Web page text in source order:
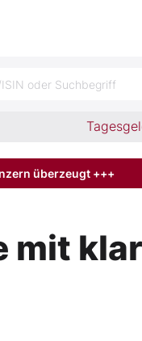
oder Suchbegriff
überzeugt +++